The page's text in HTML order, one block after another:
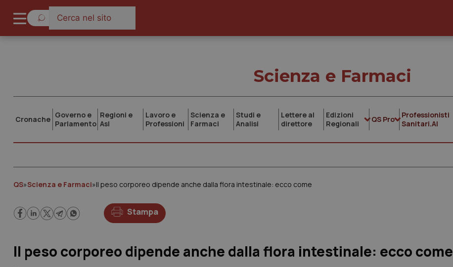
Scienza e Farmaci
Cronache Governo e
Parlamento
Regioni e
Asl
Lavoro e
Professioni
Scienza e
Farmaci
Studi e
Analisi
Lettere al
direttore
Edizioni
Regionali
QS Pro
Professionisti
Sanitari.AI
QS»Scienza e Farmaci»Il peso corporeo dipende anche dalla flora intestinale: ecco come
Stampa
Il peso corporeo dipende anche dalla flora intestinale: ecco come